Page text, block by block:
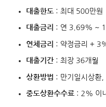
대출한도 : 최대 500만원
대출금리 : 연 3.69% ~
연체금리 : 약정금리 +
대출기간: 최장 36개월
상환방법 : 만기일시상환,
중도상환수수료: 2% 이